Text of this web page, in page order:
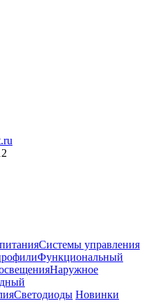
Системы управления
Функциональный
Наружное
Светодиоды Новинки